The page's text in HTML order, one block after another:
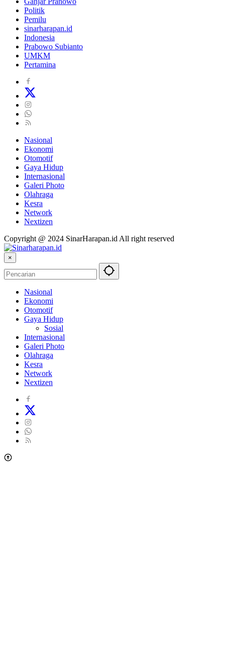
Politik
Pemilu
sinarharapan.id
Indonesia
Prabowo Subianto
UMKM
Pertamina
Nasional
Ekonomi
Otomotif
Gaya Hidup
Internasional
Galeri Photo
Olahraga
Kesra
Network
Nextizen
Copyright @ 2024 SinarHarapan.id All right reserved
×
Nasional
Ekonomi
Otomotif
Gaya Hidup
Sosial
Internasional
Galeri Photo
Olahraga
Kesra
Network
Nextizen